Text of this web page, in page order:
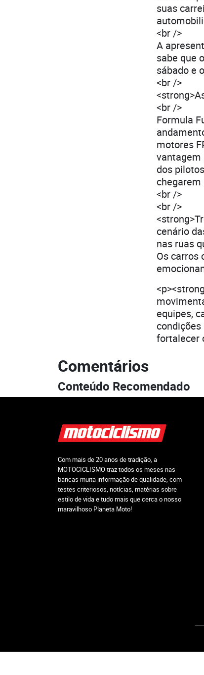
suas
<br />
A
sabe que
sábado e
<br />
<br />
Formula
motores
vantagem
dos
<br />
<br />
cenário
nas ruas
Os carros
equipes,
fortalecer
Comentários
Conteúdo Recomendado
Com mais de 20 anos de tradição, a
MOTOCICLISMO traz todos os meses nas
bancas muita informação de qualidade, com
testes criteriosos, notícias, matérias sobre
estilo de vida e tudo mais que cerca o nosso
maravilhoso Planeta Moto!